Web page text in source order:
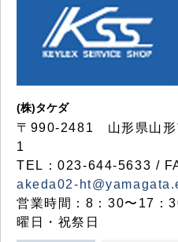
(株)タケダ
〒990-2481 山形県山形
1
TEL：023-644-5633 /
akeda02-
営業時間：8：30〜17：
曜日・祝祭日